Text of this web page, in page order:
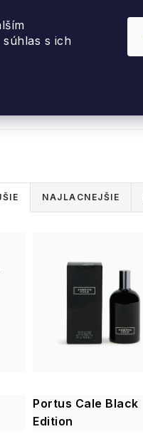
s ich
NAJLACNEJŠIE
Portus Cale Black
Edition